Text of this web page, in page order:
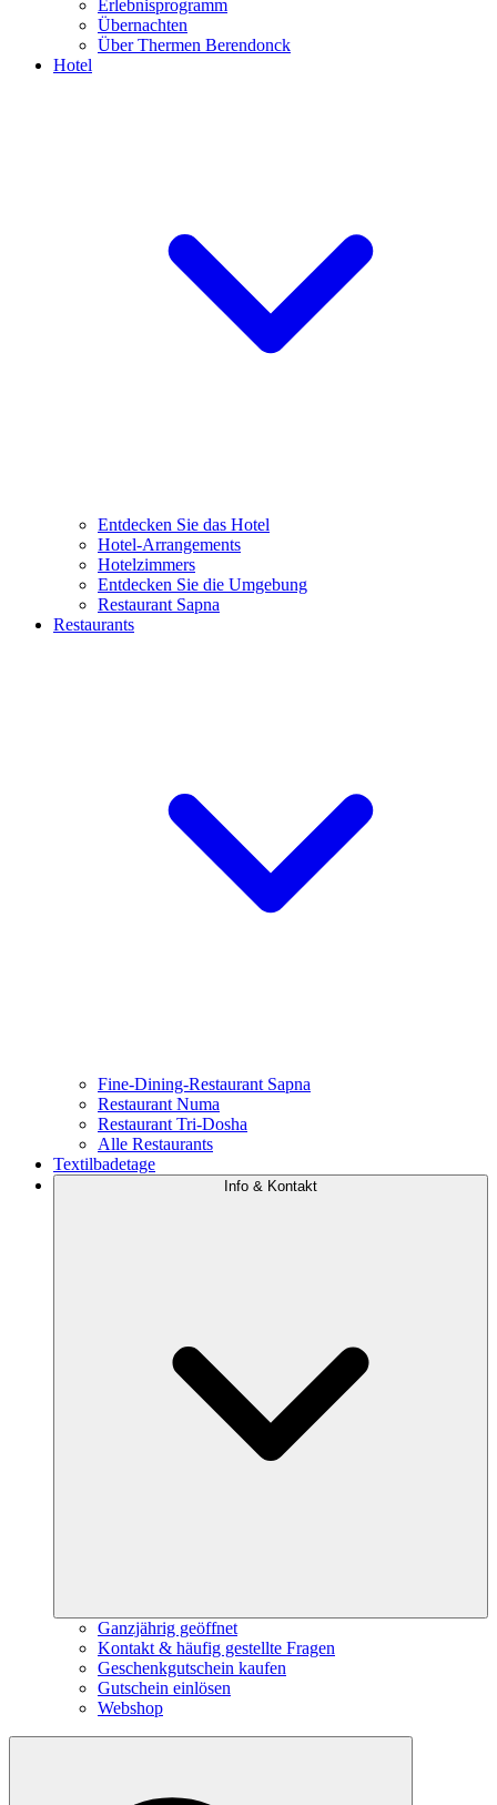
Erlebnisprogramm
Übernachten
Über Thermen Berendonck
Hotel
Entdecken Sie das Hotel
Hotel-Arrangements
Hotelzimmers
Entdecken Sie die Umgebung
Restaurant Sapna
Restaurants
Fine-Dining-Restaurant Sapna
Restaurant Numa
Restaurant Tri-Dosha
Alle Restaurants
Textilbadetage
Info & Kontakt
Ganzjährig geöffnet
Kontakt & häufig gestellte Fragen
Geschenkgutschein kaufen
Gutschein einlösen
Webshop